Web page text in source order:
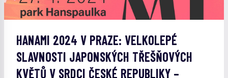
HANAMI 2024 V PRAZE: VELKOLEPÉ
SLAVNOSTI JAPONSKÝCH TŘEŠŇOVÝCH
KVĚTŮ V SRDCI ČESKÉ REPUBLIKY –